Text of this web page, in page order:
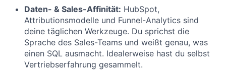
Daten- & Sales-Affinität: HubSpot,
Attributionsmodelle und Funnel-Analytics sind
deine täglichen Werkzeuge. Du sprichst die
Sprache des Sales-Teams und weißt genau, was
einen SQL ausmacht. Idealerweise hast du selbst
Vertriebserfahrung gesammelt.